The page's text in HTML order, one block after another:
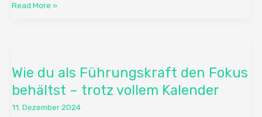
Read More »
Wie du als Führungskraft den Fokus
behältst – trotz vollem Kalender
11. Dezember 2024
als
Führungskraft
den
Fokus